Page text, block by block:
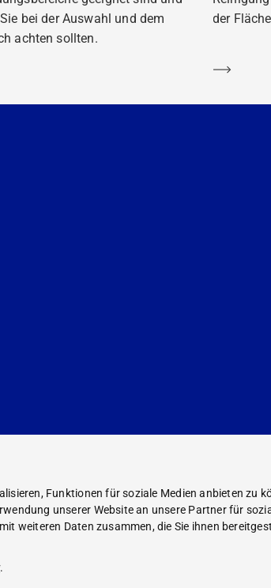
Funktionen für soziale Medien anbieten zu
unserer Website an unsere Partner für
weiteren Daten zusammen, die Sie ihnen
.
bei der Auswahl und dem
achten sollten.
erfahren
der
Mehr